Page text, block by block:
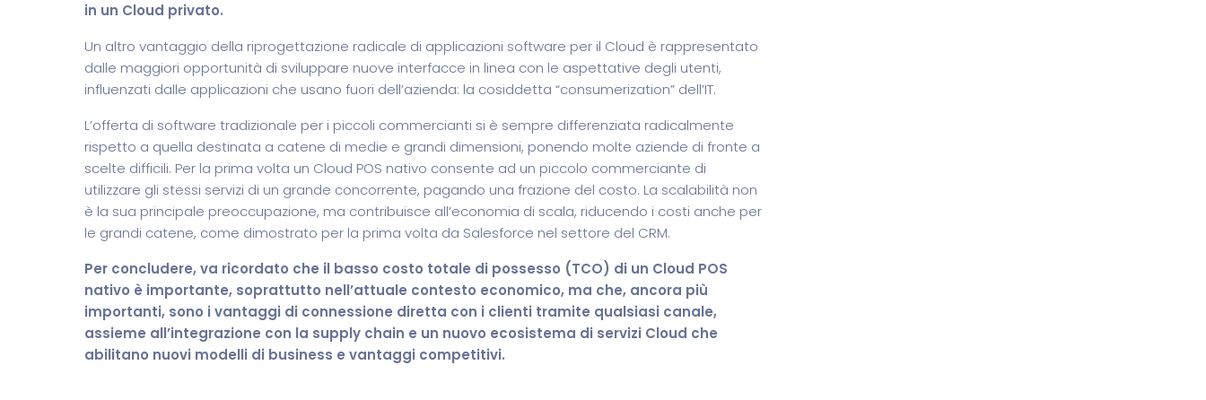
in un Cloud privato.
Un altro vantaggio della riprogettazione radicale di applicazioni software per il Cloud è rappresentato
dalle maggiori opportunità di sviluppare nuove interfacce in linea con le aspettative degli utenti,
influenzati dalle applicazioni che usano fuori dell’azienda: la cosiddetta “consumerization” dell’IT.
L’offerta di software tradizionale per i piccoli commercianti si è sempre differenziata radicalmente
rispetto a quella destinata a catene di medie e grandi dimensioni, ponendo molte aziende di fronte a
scelte difficili. Per la prima volta un Cloud POS nativo consente ad un piccolo commerciante di
utilizzare gli stessi servizi di un grande concorrente, pagando una frazione del costo. La scalabilità non
è la sua principale preoccupazione, ma contribuisce all’economia di scala, riducendo i costi anche per
le grandi catene, come dimostrato per la prima volta da Salesforce nel settore del CRM.
Per concludere, va ricordato che il basso costo totale di possesso (TCO) di un Cloud POS
nativo è importante, soprattutto nell’attuale contesto economico, ma che, ancora più
importanti, sono i vantaggi di connessione diretta con i clienti tramite qualsiasi canale,
assieme all’integrazione con la supply chain e un nuovo ecosistema di servizi Cloud che
abilitano nuovi modelli di business e vantaggi competitivi.